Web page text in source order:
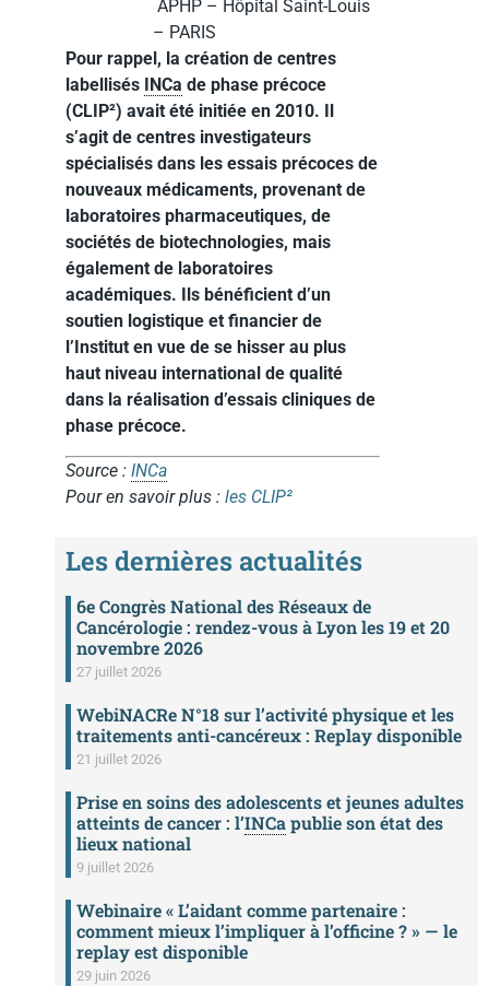
APHP – Hôpital Saint-Louis
– PARIS
Pour rappel, la création de centres
labellisés
INCa de phase précoce
(CLIP²) avait été initiée en 2010. Il
s’agit de centres investigateurs
spécialisés dans les essais précoces de
nouveaux médicaments, provenant de
laboratoires pharmaceutiques, de
sociétés de biotechnologies, mais
également de laboratoires
académiques. Ils bénéficient d’un
soutien logistique et financier de
l’Institut en vue de se hisser au plus
haut niveau international de qualité
dans la réalisation d’essais cliniques de
phase précoce.
Source : INCa
Pour en savoir plus : les CLIP²
Les dernières actualités
6e Congrès National des Réseaux de
Cancérologie : rendez-vous à Lyon les 19 et 20
novembre 2026
27 juillet 2026
WebiNACRe N°18 sur l’activité physique et les
traitements anti-cancéreux : Replay disponible
21 juillet 2026
Prise en soins des adolescents et jeunes adultes
atteints de cancer : l’INCapublie son état des
lieux national
9 juillet 2026
Webinaire « L’aidant comme partenaire :
comment mieux l’impliquer à l’officine ? » — le
replay est disponible
29 juin 2026